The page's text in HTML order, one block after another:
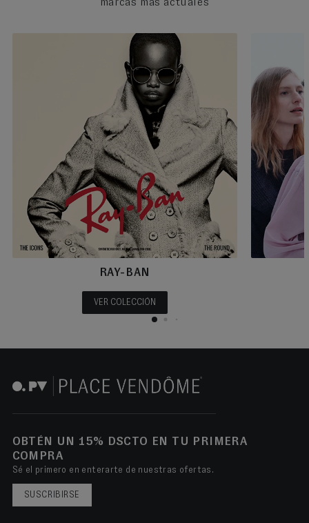
RAY-BAN
VER COLECCIÓN
OBTÉN UN 15% DSCTO EN TU PRIMERA
COMPRA
Sé el primero en enterarte de nuestras ofertas.
SUSCRIBIRSE